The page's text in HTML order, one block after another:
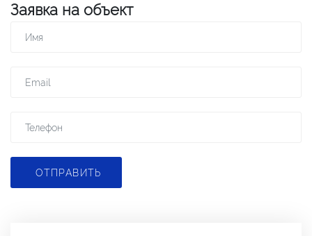
Заявка на объект
ОТПРАВИТЬ